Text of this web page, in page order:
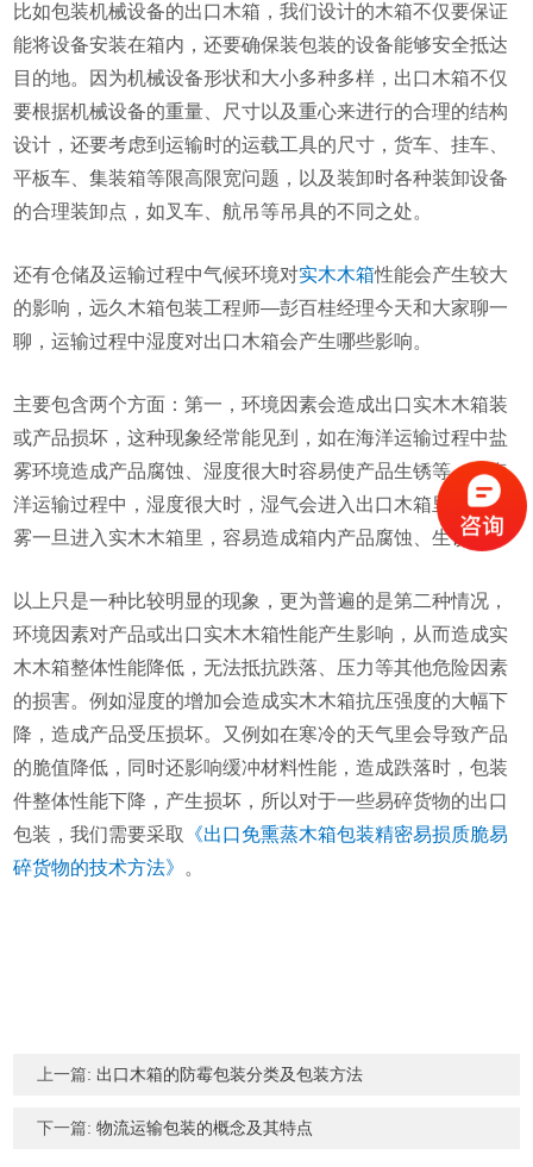
比如包装机械设备的出口木箱，我们设计的木箱不仅要保证
能将设备安装在箱内，还要确保装包装的设备能够安全抵达
目的地。因为机械设备形状和大小多种多样，出口木箱不仅
要根据机械设备的重量、尺寸以及重心来进行的合理的结构
设计，还要考虑到运输时的运载工具的尺寸，货车、挂车、
平板车、集装箱等限高限宽问题，以及装卸时各种装卸设备
的合理装卸点，如叉车、航吊等吊具的不同之处。
还有仓储及运输过程中气候环境对实木木箱性能会产生较大
的影响，远久木箱包装工程师—彭百桂经理今天和大家聊一
聊，运输过程中湿度对出口木箱会产生哪些影响。
主要包含两个方面：第一，环境因素会造成出口实木木箱装
或产品损坏，这种现象经常能见到，如在海洋运输过程中盐
雾环境造成产品腐蚀、湿度很大时容易使产品生锈等。在海
洋运输过程中，湿度很大时，湿气会进入出口木箱里面，盐
雾一旦进入实木木箱里，容易造成箱内产品腐蚀、生锈等。
以上只是一种比较明显的现象，更为普遍的是第二种情况，
环境因素对产品或出口实木木箱性能产生影响，从而造成实
木木箱整体性能降低，无法抵抗跌落、压力等其他危险因素
的损害。例如湿度的增加会造成实木木箱抗压强度的大幅下
降，造成产品受压损坏。又例如在寒冷的天气里会导致产品
的脆值降低，同时还影响缓冲材料性能，造成跌落时，包装
件整体性能下降，产生损坏，所以对于一些易碎货物的出口
包装，我们需要采取
《出口免熏蒸木箱包装精密易损质脆易
碎货物的技术方法》
。
上一篇: 出口木箱的防霉包装分类及包装方法
下一篇:物流运输包装的概念及其特点